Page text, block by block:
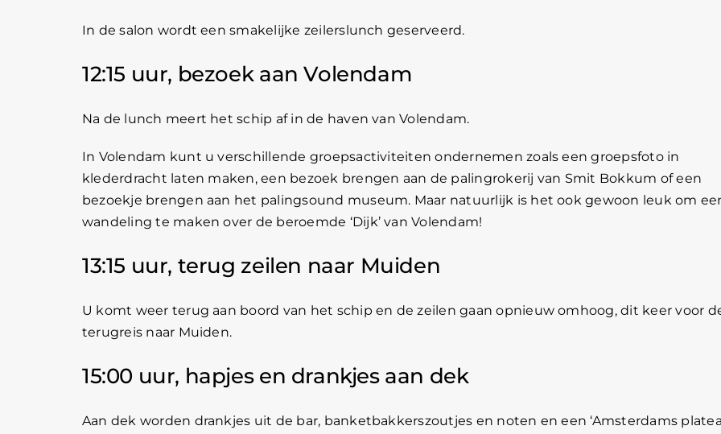
In de salon wordt een smakelijke zeilerslunch geserveerd.
12:15 uur, bezoek aan Volendam
Na de lunch meert het schip af in de haven van Volendam.
In Volendam kunt u verschillende groepsactiviteiten ondernemen zoals een groepsfoto in
klederdracht laten maken, een bezoek brengen aan de palingrokerij van Smit Bokkum of een
bezoekje brengen aan het palingsound museum. Maar natuurlijk is het ook gewoon leuk om
wandeling te maken over de beroemde ‘Dijk’ van Volendam!
13:15 uur, terug zeilen naar Muiden
U komt weer terug aan boord van het schip en de zeilen gaan opnieuw omhoog, dit keer voor
terugreis naar Muiden.
15:00 uur, hapjes en drankjes aan dek
Aan dek worden drankjes uit de bar, banketbakkerszoutjes en noten en een ‘Amsterdams